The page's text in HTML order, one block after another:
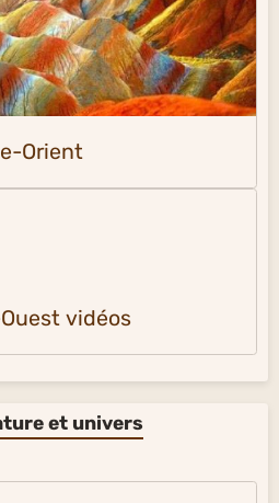
Orient
vidéos
et univers